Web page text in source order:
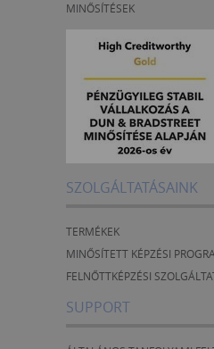
MINŐSÍTÉSEK
SZOLGÁLTATÁSAINK
TERMÉKEK
MINŐSÍTETT KÉPZÉSI
FELNŐTTKÉPZÉSI
SUPPORT